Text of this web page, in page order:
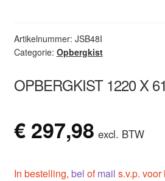
Artikelnummer: JSB48I
Categorie: Opbergkist
OPBERGKIST 1220 X
€297,98 excl. BTW
In bestelling, bel ofmail s.v.p. voor